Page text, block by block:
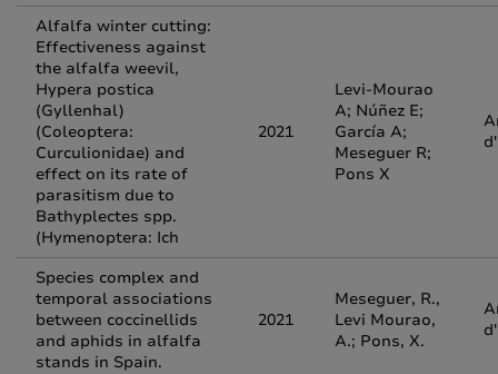
Alfalfa winter cutting:
Effectiveness against
the alfalfa weevil,
Hypera postica
(Gyllenhal)
(Coleoptera:
Curculionidae) and
effect on its rate of
parasitism due to
Bathyplectes spp.
(Hymenoptera: Ich
2021
Levi-Mourao
A; Núñez E;
García A;
Meseguer R;
Pons X
Species complex and
temporal associations
between coccinellids
and aphids in alfalfa
stands in Spain.
2021
Meseguer, R.,
Levi Mourao,
A.; Pons, X.